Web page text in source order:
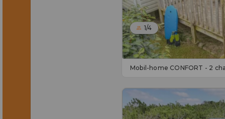
1/4
Mobil-home CONFORT - 2